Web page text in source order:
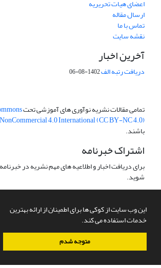
این وب سایت از کوکی ها برای اطمینان از ارائه بهترین
خدمات استفاده می کند.
متوجه شدم
اعضای هیات تحریریه
ارسال مقاله
تماس با ما
نقشه سایت
آخرین اخبار
دریافت رتبه الف1402-08-06
تمامی مقالات نشریه نوآوری های آموزشی تحت
4.0 International (CC BY-NC 4.0)
باشند.
اشتراک خبرنامه
برای دریافت اخبار و اطلاعیه های مهم نشریه در
شوید.
سامانه مدیریت نشریات علمی.طراحی و پیاده سازی از